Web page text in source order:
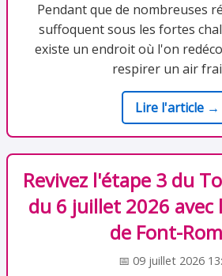
Pendant que de nombreuses
suffoquent sous les fortes
existe un endroit où l'on
respirer un air
Lire l'article →
Revivez l'étape 3 du
du 6 juillet 2026 avec
de Font-
📅 09 juillet 2026